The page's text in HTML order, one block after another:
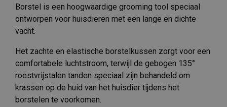
Borstel is een hoogwaardige grooming tool speciaal
ontworpen voor huisdieren met een lange en dichte
vacht.
Het zachte en elastische borstelkussen zorgt voor een
comfortabele luchtstroom, terwijl de gebogen 135°
roestvrijstalen tanden speciaal zijn behandeld om
krassen op de huid van het huisdier tijdens het
borstelen te voorkomen.